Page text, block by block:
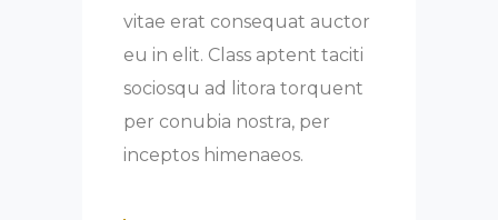
vitae erat consequat auctor
eu in elit. Class aptent taciti
sociosqu ad litora torquent
per conubia nostra, per
inceptos himenaeos.